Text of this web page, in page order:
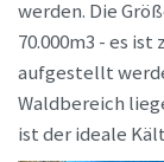
werden. Die
70.000m3 - es
aufgestellt
Waldbereich
ist der ideale